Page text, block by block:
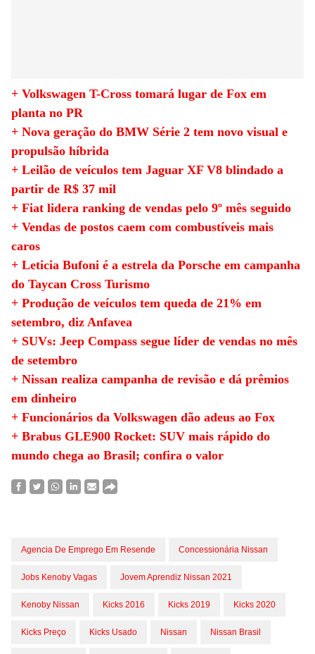
+ Volkswagen T-Cross tomará lugar de Fox em
planta no PR
+ Nova geração do BMW Série 2 tem novo visual e
propulsão híbrida
+ Leilão de veículos tem Jaguar XF V8 blindado a
partir de R$ 37 mil
+ Fiat lidera ranking de vendas pelo 9º mês seguido
+ Vendas de postos caem com combustíveis mais
caros
+ Leticia Bufoni é a estrela da Porsche em campanha
do Taycan Cross Turismo
+ Produção de veículos tem queda de 21% em
setembro, diz Anfavea
+ SUVs: Jeep Compass segue líder de vendas no mês
de setembro
+ Nissan realiza campanha de revisão e dá prêmios
em dinheiro
+ Funcionários da Volkswagen dão adeus ao Fox
+ Brabus GLE900 Rocket: SUV mais rápido do
mundo chega ao Brasil; confira o valor
Agencia De Emprego Em Resende Concessionária Nissan
Jobs Kenoby Vagas Jovem Aprendiz Nissan 2021
Kenoby Nissan Kicks 2016 Kicks 2019 Kicks 2020
Kicks Preço Kicks Usado Nissan Nissan Brasil